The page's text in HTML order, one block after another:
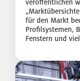
veröffentlichen
für den Markt
Profilsystemen,
Fenstern und